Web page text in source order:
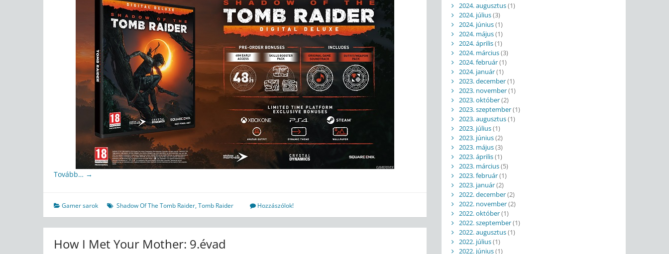
Tovább… →
Gamer sarok Shadow Of The Tomb Raider,Tomb Raider Hozzászólok!
How I Met Your Mother: 9.évad
2024. augusztus(1)
2024. július(3)
2024. június(1)
2024. május(1)
2024. április(1)
2024. március(3)
2024. február(1)
2024. január(1)
2023. december(1)
2023. november(1)
2023. október(2)
2023. szeptember(1)
2023. augusztus(1)
2023. július(1)
2023. június(2)
2023. május(3)
2023. április(1)
2023. március(5)
2023. február(1)
2023. január(2)
2022. december(2)
2022. november(2)
2022. október(1)
2022. szeptember(1)
2022. augusztus(1)
2022. július(1)
2022. június(1)